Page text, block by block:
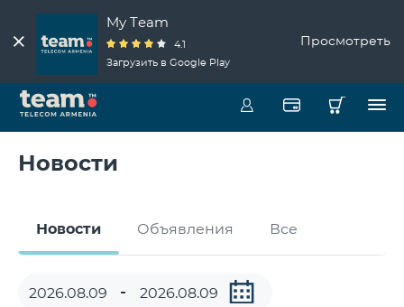
My Team
4.1
Загрузить в Google Play
Просмотреть
Новости
Новости Объявления Все